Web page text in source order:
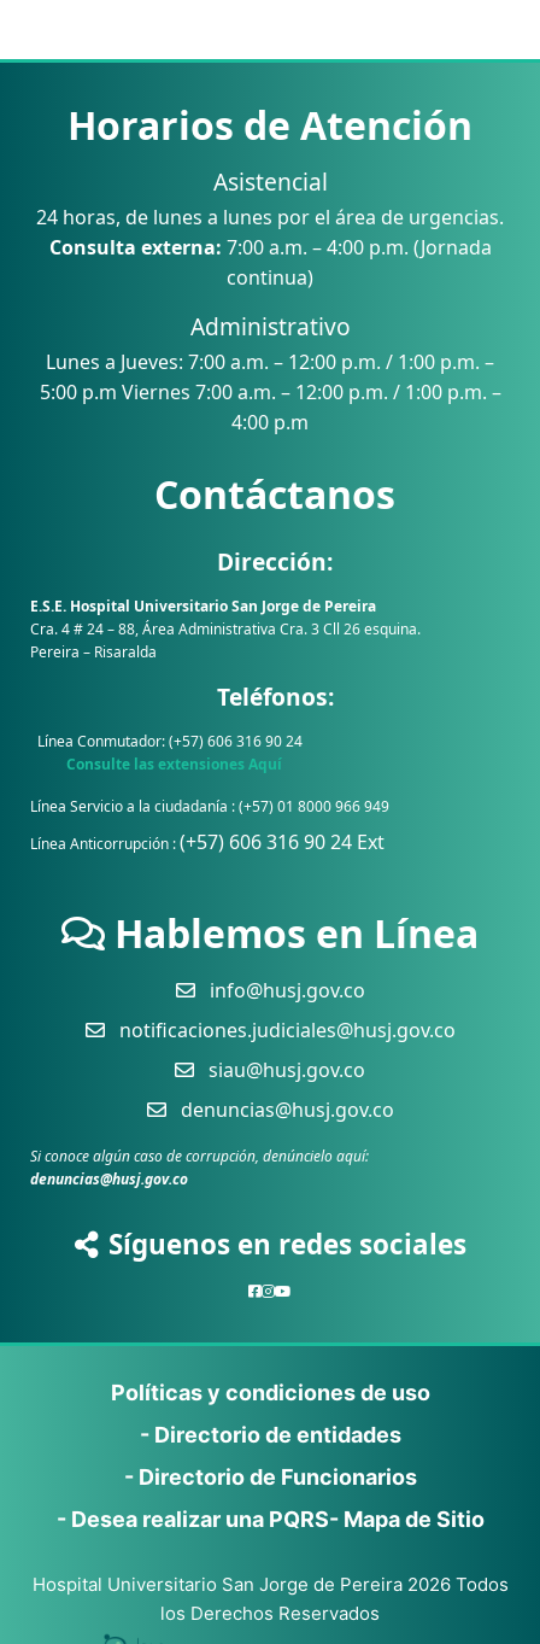
Horarios de Atención
Asistencial
24 horas, de lunes a lunes por el área de urgencias.
Consulta externa: 7:00 a.m. – 4:00 p.m. (Jornada
continua)
Administrativo
Lunes a Jueves: 7:00 a.m. – 12:00 p.m. / 1:00 p.m. –
5:00 p.m Viernes 7:00 a.m. – 12:00 p.m. / 1:00 p.m. –
4:00 p.m
Contáctanos
Dirección:
E.S.E. Hospital Universitario San Jorge de Pereira
Cra. 4 # 24 – 88, Área Administrativa Cra. 3 Cll 26 esquina.
Pereira – Risaralda
Teléfonos:
Línea Conmutador: (+57) 606 316 90 24
Consulte las extensiones Aquí
Línea Servicio a la ciudadanía : (+57) 01 8000 966 949
Línea Anticorrupción :(+57) 606 316 90 24 Ext
Hablemos en Línea
info@husj.gov.co
notificaciones.judiciales@husj.gov.co
siau@husj.gov.co
denuncias@husj.gov.co
Si conoce algún caso de corrupción, denúncielo aquí:
denuncias@husj.gov.co
Síguenos en redes sociales
Políticas y condiciones de uso
- Directorio de entidades
- Directorio de Funcionarios
- Desea realizar una PQRS- Mapa de Sitio
Hospital Universitario San Jorge de Pereira 2026 Todos
los Derechos Reservados